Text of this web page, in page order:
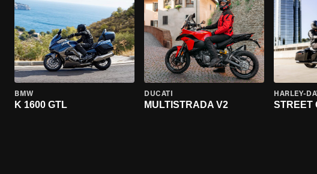
BMW
K 1600 GTL
DUCATI
MULTISTRADA V2
HARLEY-
STREET